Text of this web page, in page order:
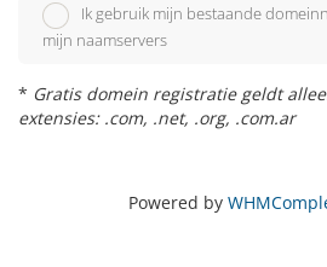
Ik gebruik mijn bestaande
mijn naamservers
* Gratis domein registratie geldt
extensies: .com, .net, .org, .com.ar
Powered by